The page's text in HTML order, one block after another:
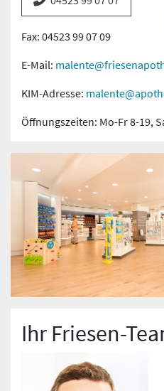
Fax: 04523 99 07 09
E-Mail:
KIM-Adresse:
Öffnungszeiten: Mo-Fr 8-19,
Ihr Friesen-